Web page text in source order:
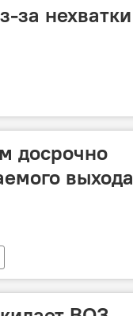
за нехватки
досрочно
выхода